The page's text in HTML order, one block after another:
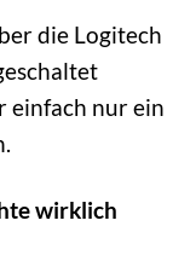
die Logitech
einfach nur ein
wirklich